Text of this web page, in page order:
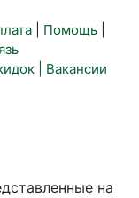
Помощь
| Вакансии
на